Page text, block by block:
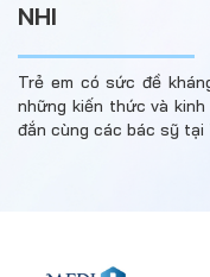
NHI
Trẻ em có sức đề
những kiến thức và
đắn cùng các bác sỹ tại